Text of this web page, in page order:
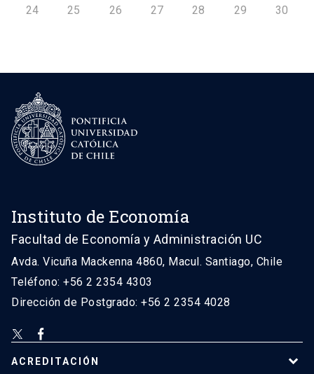
24 25 26 27 28 29 30
Instituto de Economía
Facultad de Economía y Administración UC
Avda. Vicuña Mackenna 4860, Macul. Santiago, Chile
Teléfono: +56 2 2354 4303
Dirección de Postgrado: +56 2 2354 4028
ACREDITACIÓN